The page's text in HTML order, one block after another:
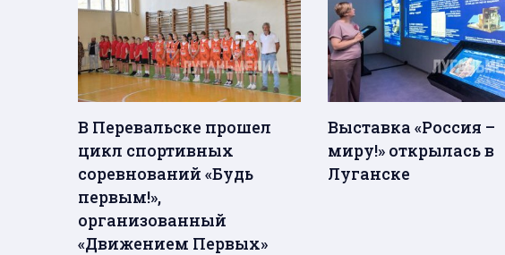
В Перевальске прошел
цикл спортивных
соревнований «Будь
первым!»,
организованный
«Движением Первых»
Выставка «Россия –
миру!» открылась в
Луганске